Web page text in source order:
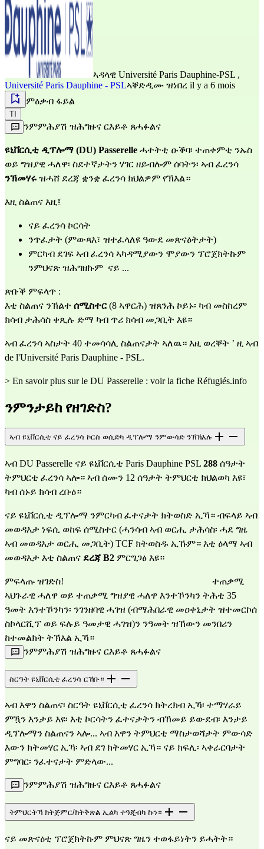
ኣዳላዊ Université Paris Dauphine-PSL ,
Université Paris Dauphine - PSLኣቐድዲሙ ዝነበረ il y a 6 mois
ምዕቃብ ፋይል
TI
ንምምሕያሽ ዝሕግዙና ርእይቶ ጸሓፉልና
ዩኒቨርሲቲ ዲፕሎማ (DU) Passerelle ሓተትቲ ዑቕባ፡ ተጠቀምቲ ንኡስ
ንኽመሃሩ ዝሓሸ ደረጃ ቋንቋ ፈረንሳ ክህልዎም የኽእል።
እዚ ስልጠና እዚ፤
ናይ ፈረንሳ ኮርሳት
ንጥፈታት (ምውጻእ፣ ዝተፈላለዩ ዓውደ መጽናዕትታት)
ምርካብ ደገፍ ኣብ ፈረንሳ ኣካዳሚያውን ሞያውን ፕሮጀክትኩም
ንምህናጽ ዝሕግዘኩም  ናይ ...
ጽቡቕ ምፍላጥ :
እቲ ስልጠና ንኽልተ ሰሚስተር (8 ኣዋርሕ) ዝጸንሕ ኮይኑ፡ ካብ መስከረም
ክሳብ ታሕሳስ ቀጺሉ ድማ ካብ ጥሪ ክሳብ መጋቢት እዩ።
ኣብ ፈረንሳ ኣስታት 40 ተመሳሳሊ ስልጠናታት ኣለዉ። እዚ ወረቐት ’ ዚ ኣብ
de l'Université Paris Dauphine - PSL.
> En savoir plus sur le DU Passerelle : voir la fiche Réfugiés.info
ንምንታይከ የዘገድስ?
ኣብ ዩኒቨርሲቲ ናይ ፈረንሳ ኮርስ ወሲድካ ዲፕሎማ ንምውሳድ ንኽኽእሉ
ኣብ DU Passerelle ናይ ዩኒቨርሲቲ Paris Dauphine PSL 288 ሰዓታት
ትምህርቲ ፈረንሳ ኣሎ። ኣብ ሰሙን 12 ሰዓታት ትምህርቲ ክህልወካ እዩ፣
ካብ ሰኑይ ክሳብ ረቡዕ።
ናይ ዩኒቨርሲቲ ዲፕሎማ ንምርካብ ፈተናታት ክትወስድ ኢኻ። ብፍላይ ኣብ
መወዳእታ ነፍሲ ወከፍ ሰሚስተር (ሓንሳብ ኣብ ወርሒ ታሕሳስ፡ ሓደ ግዜ
ኣብ መወዳእታ ወርሒ መጋቢት) TCF ክትወስዱ ኢኹም። እቲ ዕላማ ኣብ
መወዳእታ እቲ ስልጠና ደረጃ B2 ምርግጋፅ እዩ።
ምፍላጡ ዝገድስ!                                                               ተጠቃሚ
ኣህጉራዊ ሓለዋ ወይ ተጠቃሚ ግዝያዊ ሓለዋ እንተኾንካን ትሕቲ 35
ዓመት እንተኾንካን፡ ንገንዘባዊ ሓገዝ (ብማሕበራዊ መዐቀኒታት ዝተመርኮሰ
ስኮላርሺፕ ወይ ፍሉይ ዓመታዊ ሓገዝ)ን ንዓመት ዝኸውን መንበሪን
ከተመልክት ትኽእል ኢኻ።
ንምምሕያሽ ዝሕግዙና ርእይቶ ጸሓፉልና
ስርዓት ዩኒቨርሲቲ ፈረንሳ ርኸቡ።
ኣብ እዋን ስልጠና፡ ስርዓት ዩኒቨርሲቲ ፈረንሳ ክትረክብ ኢኻ፡ ተማሃራይ
ምዃን እንታይ እዩ፡ እቲ ኮርሳትን ፈተናታትን ብኸመይ ይውደብ፡ እንታይ
ዲፕሎማን ስልጠናን ኣሎ... ኣብ እዋን ትምህርቲ ማስታወሻታት ምውሳድ
እውን ክትመሃር ኢኻ፡ ኣብ ደገ ክትመሃር ኢኻ። ናይ ክፍሊ፡ ኣቀራርባታት
ምግባር፡ ንፈተናታት ምድላው...
ንምምሕያሽ ዝሕግዙና ርእይቶ ጸሓፉልና
ትምህርትኻ ክትጅምር/ክትቅጽል ኢልካ ተዓጂብካ ኩን።
ናይ መጽናዕቲ ፕሮጀክትኩም ምህናጽ ግዜን ተወፋይነትን ይሓትት።